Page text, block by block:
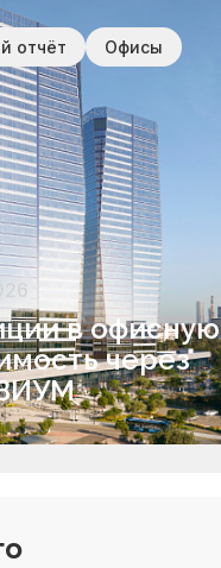
отчёт Офисы
в офисную
через